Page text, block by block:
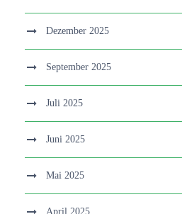
Dezember 2025
September 2025
Juli 2025
Juni 2025
Mai 2025
April 2025